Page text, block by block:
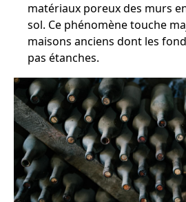
matériaux poreux des murs
sol. Ce phénomène touche
maisons anciens dont les
pas étanches.